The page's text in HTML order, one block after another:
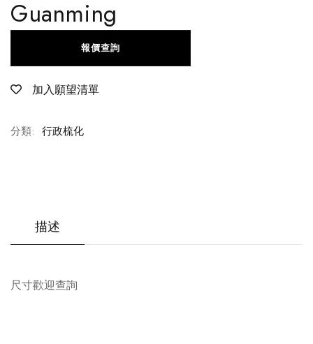
Guanming
加入願望清單
報價查詢
分類: 行政梳化
描述
尺寸歡迎查詢